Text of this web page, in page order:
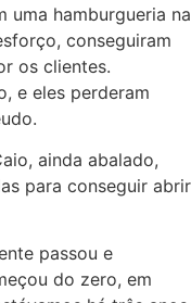
uma hamburgueria na
conseguiram
os clientes.
e eles perderam
ainda abalado,
para conseguir abrir
passou e
do zero, em